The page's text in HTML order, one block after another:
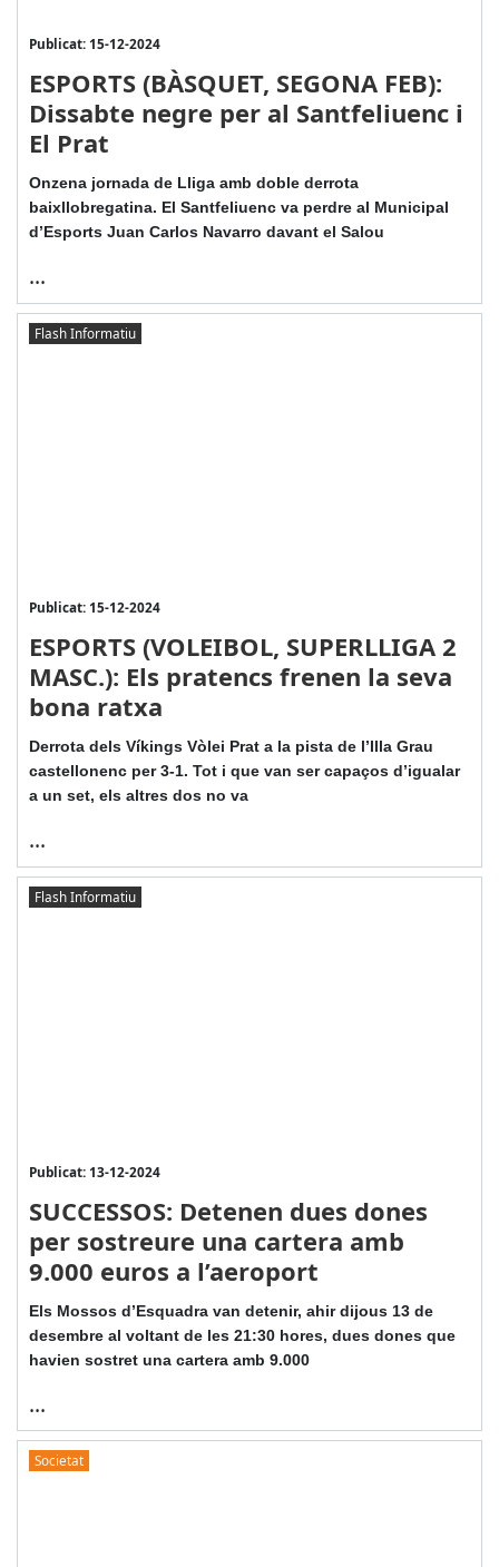
Publicat: 15-12-2024
ESPORTS (BÀSQUET, SEGONA FEB):
Dissabte negre per al Santfeliuenc i
El Prat
Onzena jornada de Lliga amb doble derrota
baixllobregatina. El Santfeliuenc va perdre al Municipal
d’Esports Juan Carlos Navarro davant el Salou
...
Flash Informatiu
Publicat: 15-12-2024
ESPORTS (VOLEIBOL, SUPERLLIGA 2
MASC.): Els pratencs frenen la seva
bona ratxa
Derrota dels Víkings Vòlei Prat a la pista de l’Illa Grau
castellonenc per 3-1. Tot i que van ser capaços d’igualar
a un set, els altres dos no va
...
Flash Informatiu
Publicat: 13-12-2024
SUCCESSOS: Detenen dues dones
per sostreure una cartera amb
9.000 euros a l’aeroport
Els Mossos d’Esquadra van detenir, ahir dijous 13 de
desembre al voltant de les 21:30 hores, dues dones que
havien sostret una cartera amb 9.000
...
Societat